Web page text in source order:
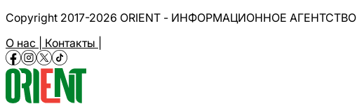
Copyright 2017-2026 ORIENT - ИНФОРМАЦИОННОЕ АГЕНТСТВО
О нас | Контакты |